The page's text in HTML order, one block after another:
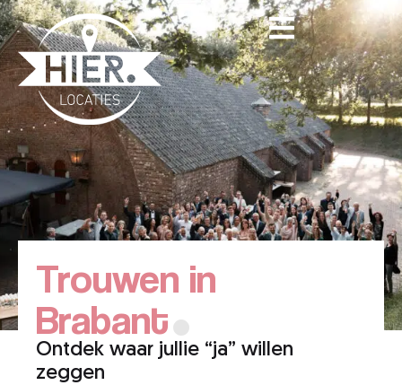
Trouwen in
Brabant.
Ontdek waar jullie “ja” willen
zeggen